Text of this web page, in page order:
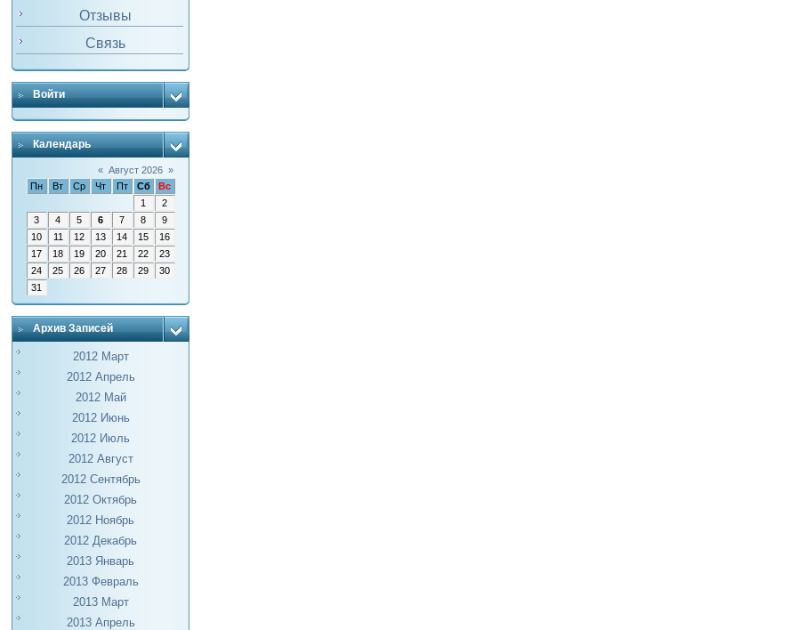
Отзывы
Связь
Войти
Календарь
« Август 2026 »
Пн
Вт Ср Чт Пт Сб
Вс
1
2
3
4 5 6 7 8
9
10
11 12 13 14 15
16
17
18 19 20 21 22
23
24
25 26 27 28 29
30
31
Архив Записей
2012 Март
2012 Апрель
2012 Май
2012 Июнь
2012 Июль
2012 Август
2012 Сентябрь
2012 Октябрь
2012 Ноябрь
2012 Декабрь
2013 Январь
2013 Февраль
2013 Март
2013 Апрель